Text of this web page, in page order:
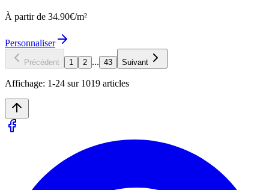
À partir de 34.90€/m²
Personnaliser
Précédent 1 2 ... 43 Suivant
Affichage: 1-24 sur 1019 articles